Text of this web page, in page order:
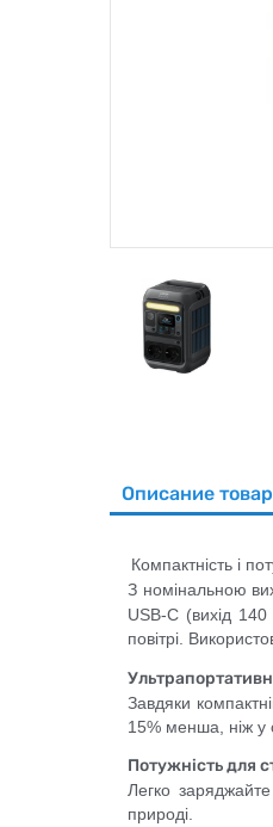
Описание
Компактність і
З номінальною
USB-C (вихід
повітрі.
Завдяки
15% менша, ніж у
Потужність для
Легко
природі.